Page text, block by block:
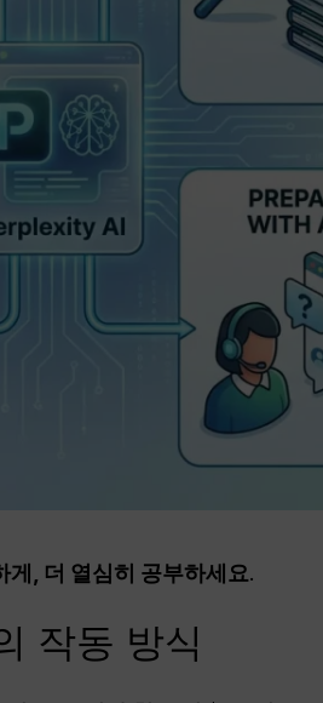
게, 더 열심히 공부하세요.
작동 방식